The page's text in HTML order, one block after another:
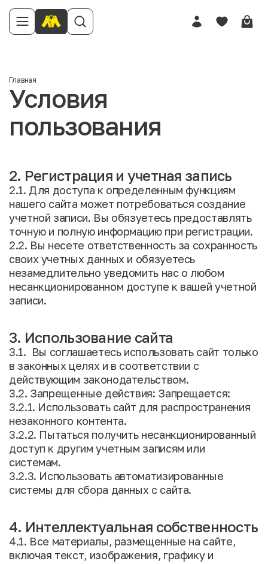
Главная
Условия
пользования
2. Регистрация и учетная запись
2.1. Для доступа к определенным функциям
нашего сайта может потребоваться создание
учетной записи. Вы обязуетесь предоставлять
точную и полную информацию при регистрации.
2.2. Вы несете ответственность за сохранность
своих учетных данных и обязуетесь
незамедлительно уведомить нас о любом
несанкционированном доступе к вашей учетной
записи.
3. Использование сайта
3.1. Вы соглашаетесь использовать сайт только
в законных целях и в соответствии с
действующим законодательством.
3.2. Запрещенные действия: Запрещается:
3.2.1. Использовать сайт для распространения
незаконного контента.
3.2.2. Пытаться получить несанкционированный
доступ к другим учетным записям или
системам.
3.2.3. Использовать автоматизированные
системы для сбора данных с сайта.
4. Интеллектуальная собственность
4.1. Все материалы, размещенные на сайте,
включая текст, изображения, графику и